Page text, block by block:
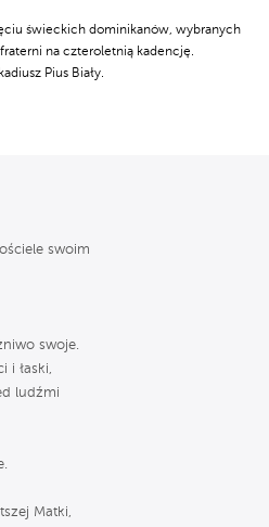
świeckich dominikanów, wybranych
na czteroletnią kadencję.
Pius Biały.
swoim
swoje.
i łaski,
ludźmi
Matki,